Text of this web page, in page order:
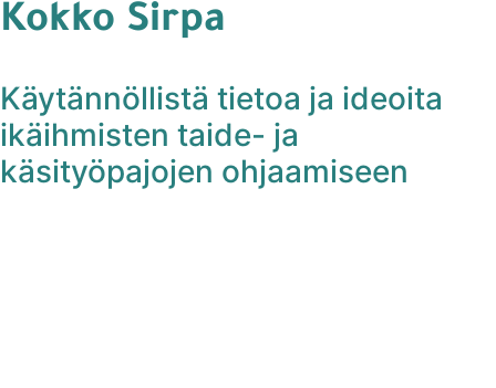
Kokko Sirpa
Käytännöllistä tietoa ja ideoita
ikäihmisten taide- ja
käsityöpajojen ohjaamiseen